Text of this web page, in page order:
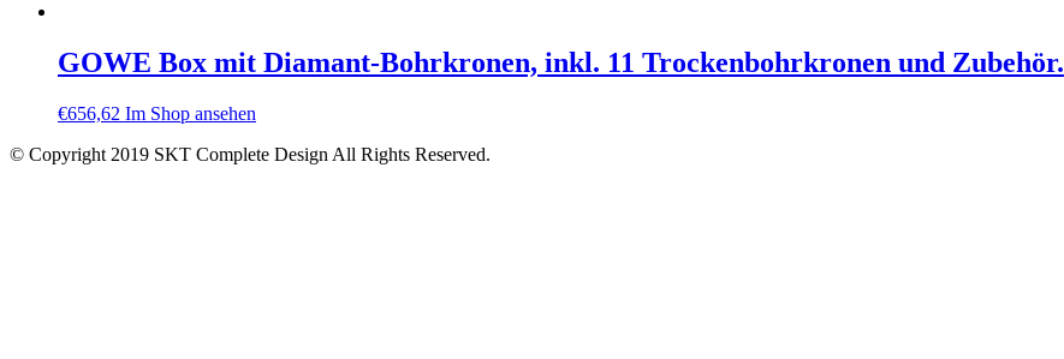
GOWE Box mit Diamant-Bohrkronen, inkl. 11 Trockenbohrkronen und Zubehör.
€656,62 Im Shop ansehen
© Copyright 2019 SKT Complete Design All Rights Reserved.